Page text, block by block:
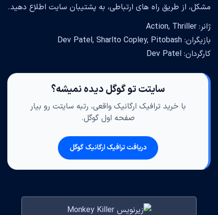
مشکل، از طریق راه های ارتباطی، به پشتیبان سایت اطلاع دهید.
ژانر: Action, Thriller
بازیگران: Dev Patel, Sharlto Copley, Pitobash
کارگردان: Dev Patel
سایتت تو گوگل دیده نمیشه؟
با خرید ترافیک ارگانیک واقعی، رتبه سایتت رو بیار
صفحه اول گوگل.
دریافت ترافیک ارگانیک گوگل